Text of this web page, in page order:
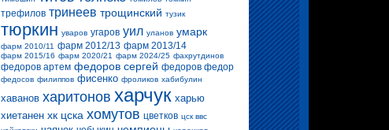
трефилов тринеев трощинский тузик
тюркин уваров угаров уил уланов умарк
фарм 2010/11 фарм 2012/13 фарм 2013/14
фарм 2015/16 фарм 2020/21 фарм 2024/25 фахрутдинов
федоров артем федоров сергей федоров федор
федосов филиппов фисенко фроликов хабибулин
хаванов харитонов харчук харью
хиетанен хк цска хомутов цветков цск ввс